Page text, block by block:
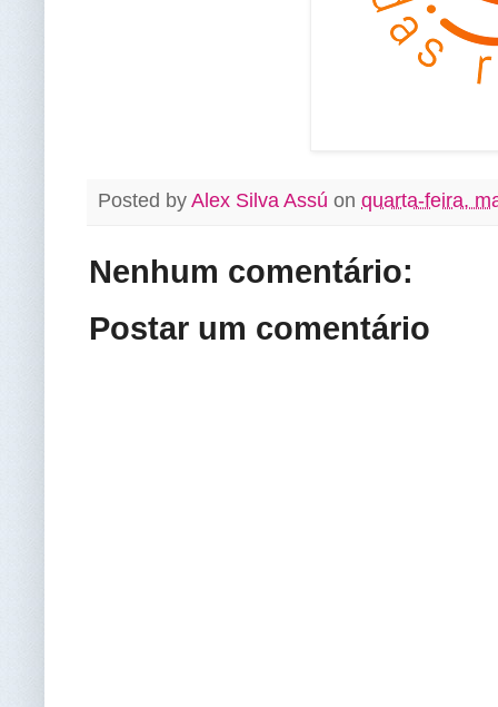
Posted by Alex Silva Assú on quarta-feira,
Nenhum comentário:
Postar um comentário